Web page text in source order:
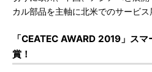
カル部品を主軸に北米でのサービス
「CEATEC AWARD 2019」ス
賞！